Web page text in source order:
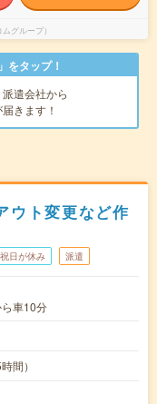
グループ）
タップ！
遣会社から
きます！
ウト変更など作
日が休み 派遣
車10分
間）